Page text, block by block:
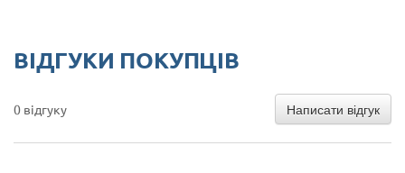
ВІДГУКИ ПОКУПЦІВ
0 відгуку Написати відгук